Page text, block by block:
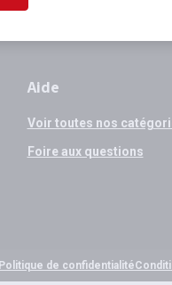
Aide
Voir toutes nos
Foire aux questions
Politique de confidentialité